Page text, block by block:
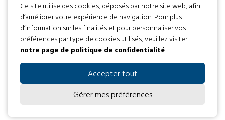
Développement web par
Tous droits réservés 2016 © L’envol
Politique de confidentialité
Ce site utilise des cookies, déposés par notre site web, afin
d’améliorer votre expérience de navigation. Pour plus
d’information sur les finalités et pour personnaliser vos
préférences par type de cookies utilisés, veuillez visiter
notre page de politique de confidentialité.
Accepter tout
Gérer mes préférences